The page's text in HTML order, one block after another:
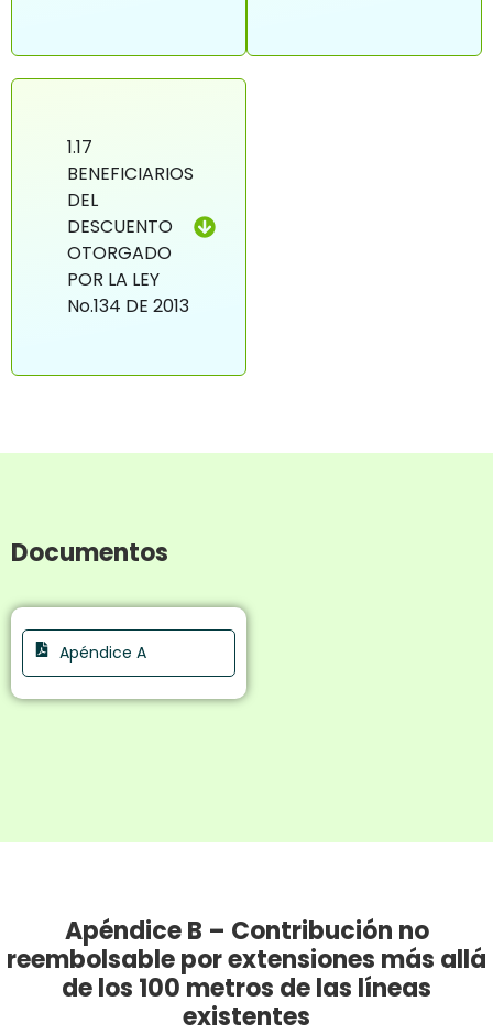
1.17
BENEFICIARIOS
DEL
DESCUENTO
OTORGADO
POR LA LEY
No.134 DE 2013
Documentos
Apéndice A
Apéndice B – Contribución no
reembolsable por extensiones más allá
de los 100 metros de las líneas
existentes